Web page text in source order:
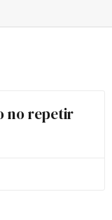
no repetir